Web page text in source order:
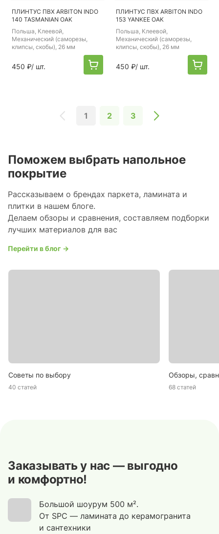
ПЛИНТУС ПВХ ARBITON INDO
140 TASMANIAN OAK
Польша, Клеевой,
Механический (саморезы,
клипсы, скобы), 26 мм
450 ₽/ шт.
ПЛИНТУС ПВХ ARBITON INDO
153 YANKEE OAK
Польша, Клеевой,
Механический (саморезы,
клипсы, скобы), 26 мм
450 ₽/ шт.
1 2 3
Поможем выбрать напольное
покрытие
Рассказываем о брендах паркета, ламината и
плитки в нашем блоге.
Делаем обзоры и сравнения, составляем подборки
лучших материалов для вас
Перейти в блог →
Советы по выбору
40 статей
Обзоры,
68 статей
Заказывать у нас — выгодно
и комфортно!
Большой шоурум 500 м².
От SPC — ламината до керамогранита
и сантехники